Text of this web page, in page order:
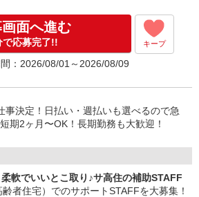
面へ進む
で応募完了!! キープ
：2026/08/01～2026/08/09
事決定！日払い・週払いも選べるので急
期2ヶ月〜OK！長期勤務も大歓迎！
軟でいいとこ取り♪サ高住の補助STAFF
者住宅）でのサポートSTAFFを大募集！